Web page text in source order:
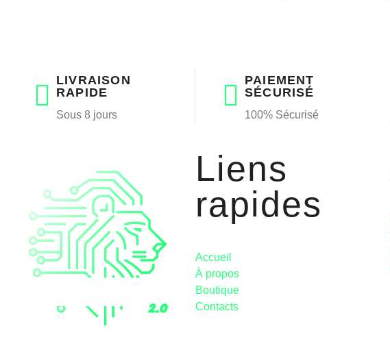
LIVRAISON
RAPIDE
Sous 8 jours
PAIEMENT
SÉCURISÉ
100% Sécurisé
Liens
rapides
Accueil
À propos
Boutique
Contacts